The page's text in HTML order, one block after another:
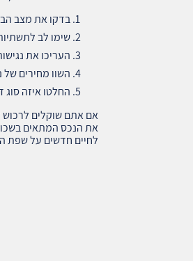
בדקו את מצב
שימו לב
העריכו את
השוו מחירים של
החלטו איזה
את הנכס המתאים
לחיים חדשים על שפת